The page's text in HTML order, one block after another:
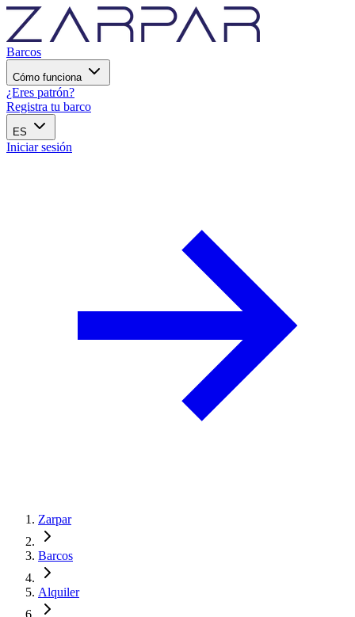
Barcos
Cómo funciona
¿Eres patrón?
Registra tu barco
ES
Iniciar sesión
Zarpar
Barcos
Alquiler